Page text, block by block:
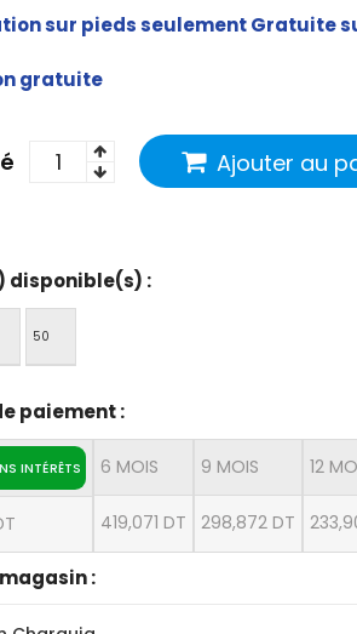
sur pieds seulement Gratuite
gratuite
Ajouter au
disponible(s) :
50
paiement :
INTÉRÊTS 6 MOIS
419,071 DT
9 MOIS
298,872 DT
12
: